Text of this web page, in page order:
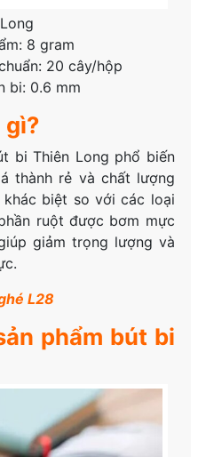
8 gram
20 cây/hộp
bi: 0.6 mm
gì?
bi Thiên Long phổ biến
thành rẻ và chất lượng
biệt so với các loại
ruột được bơm mực
giảm trọng lượng và
L28
phẩm bút bi